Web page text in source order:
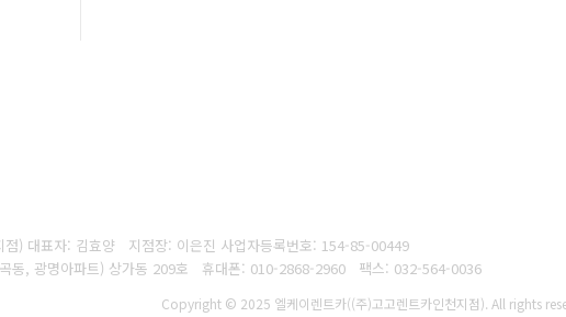
점) 대표자: 김효양 지점장: 이은진 사업자등록번호: 154-85-00449
동, 광명아파트) 상가동 209호 휴대폰: 010-2868-2960 팩스: 032-564-0036
Copyright © 2025 엘케이렌트카((주)고고렌트카인천지점). All rights